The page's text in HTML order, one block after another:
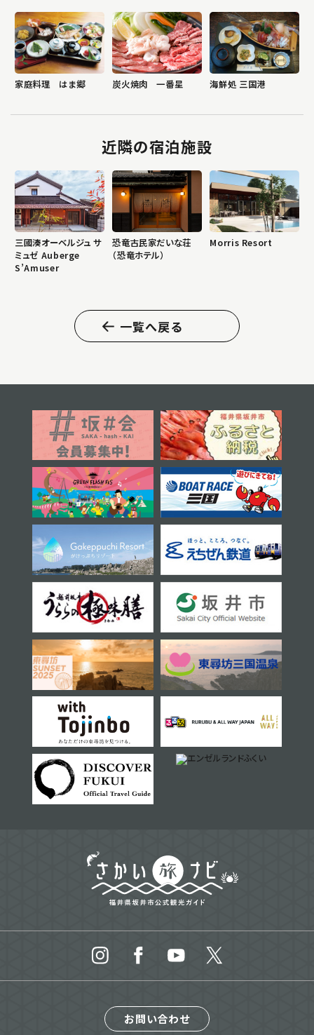
家庭料理 はま郷 炭火焼肉 一番星 海鮮処 三国港
近隣の宿泊施設
三國湊オーベルジュ サ
ミュゼ Auberge
S’Amuser
恐竜古民家だいな荘
（恐竜ホテル）
Morris Resort
一覧へ戻る
お問い合わせ